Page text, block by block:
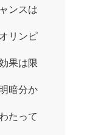
ンスは
リンピ
果は限
暗分か
たって